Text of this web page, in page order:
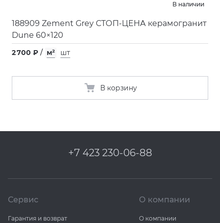
В наличии
188909 Zement Grey СТОП-ЦЕНА керамогранит
Dune 60×120
2 700 ₽ / м² шт
В корзину
+7 423 230-06-88
Сервис
Гарантия и возврат
О компании
О компании